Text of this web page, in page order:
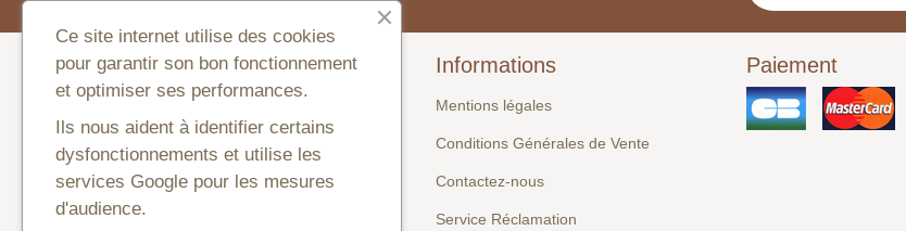
Produits
Promotions
Meilleures ventes
Informations
Mentions légales
Conditions Générales de Vente
Contactez-nous
Service Réclamation
Paiement
Ce site internet utilise des cookies
pour garantir son bon fonctionnement
et optimiser ses performances.
Ils nous aident à identifier certains
dysfonctionnements et utilise les
services Google pour les mesures
d'audience.